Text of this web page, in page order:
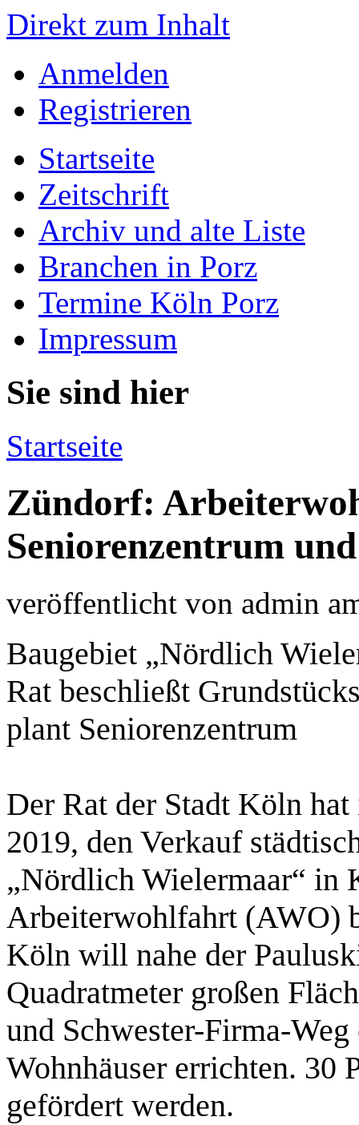
Direkt zum Inhalt
Anmelden
Registrieren
Startseite
Zeitschrift
Archiv und alte Liste
Branchen in Porz
Termine Köln Porz
Impressum
Sie sind hier
Startseite
Zündorf:
Seniorenzentrum
veröffentlicht von admin
Baugebiet „Nördlich
Rat beschließt
plant Seniorenzentrum
Der Rat der Stadt Köln
2019, den Verkauf
„Nördlich Wielermaar“ in
Arbeiterwohlfahrt (AWO)
Köln will nahe der
Quadratmeter großen
und Schwester-Firma-
Wohnhäuser errichten. 30
gefördert werden.